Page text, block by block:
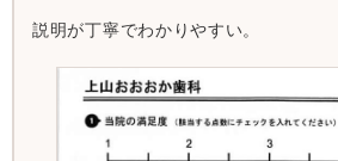
説明が丁寧でわかりやすい。